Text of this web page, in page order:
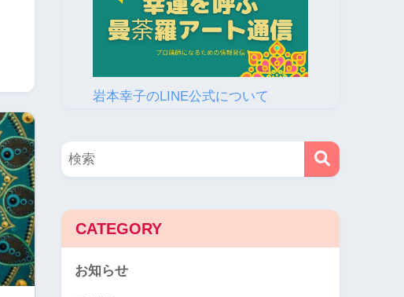
岩本幸子のLINE公式について
CATEGORY
お知らせ